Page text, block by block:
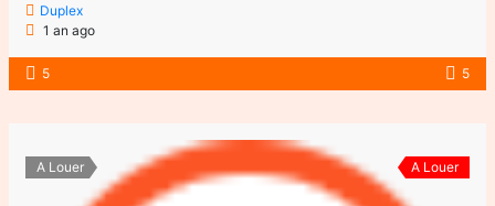
Duplex
1 an ago
5 5
A Louer A Louer